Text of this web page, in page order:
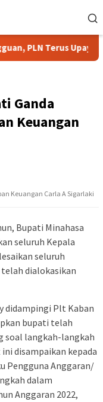
Terus Upayakan
Ganda
Keuangan
Keuangan Carla A Sigarlaki
Bupati Minahasa
seluruh Kepala
seluruh
dialokasikan
didampingi Plt Kaban
bupati telah
soal langkah-langkah
disampaikan kepada
Pengguna Anggaran/
dalam
Anggaran 2022,